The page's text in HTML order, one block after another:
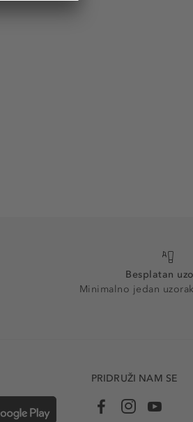
Besplatan
Minimalno jedan
PRIDRUŽI NAM SE